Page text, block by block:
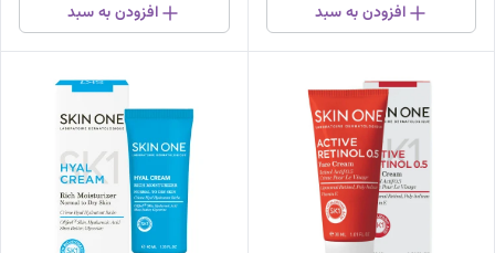
افزودن به سبد افزودن به سبد